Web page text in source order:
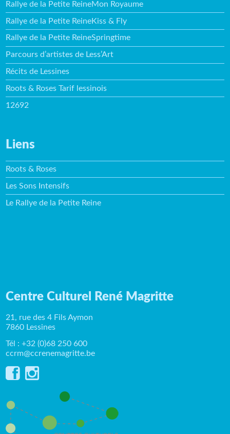
Rallye de la Petite ReineMon Royaume
Rallye de la Petite ReineKiss & Fly
Rallye de la Petite ReineSpringtime
Parcours d’artistes de Less’Art
Récits de Lessines
Roots & Roses Tarif lessinois
12692
Liens
Roots & Roses
Les Sons Intensifs
Le Rallye de la Petite Reine
Centre Culturel René Magritte
21, rue des 4 Fils Aymon
7860 Lessines
Tél : +32 (0)68 250 600
ccrm@ccrenemagritte.be